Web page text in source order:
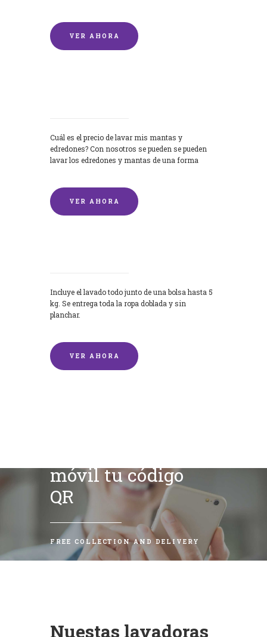
VER AHORA
Cuál es el precio de lavar mis mantas y
edredones? Con nosotros se pueden se pueden
lavar los edredones y mantas de una forma
VER AHORA
Incluye el lavado todo junto de una bolsa hasta 5
kg. Se entrega toda la ropa doblada y sin
planchar.
VER AHORA
móvil tu código
QR
FREE COLLECTION AND DELIVERY
Nuestas lavadoras